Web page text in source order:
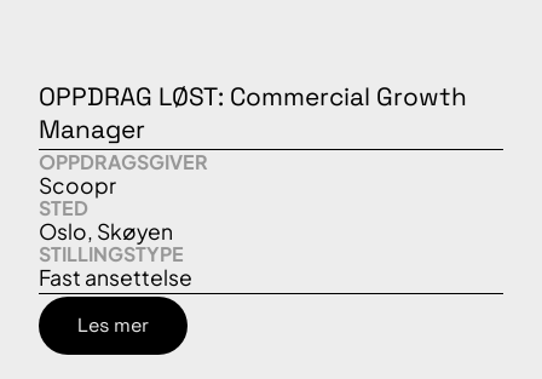
OPPDRAG LØST: Commercial Growth
Manager
OPPDRAGSGIVER
Scoopr
STED
Oslo, Skøyen
STILLINGSTYPE
Fast ansettelse
Les mer